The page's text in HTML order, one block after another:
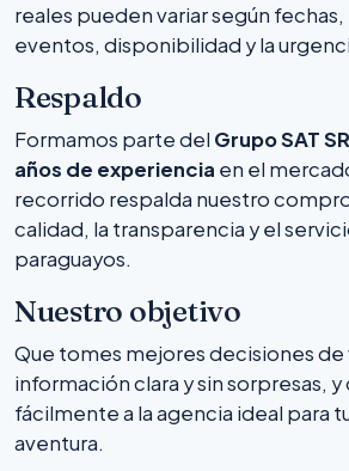
reales pueden variar según
eventos, disponibilidad y la
Respaldo
Formamos parte del Grupo SAT
años de experiencia en el
recorrido respalda nuestro
calidad, la transparencia y el
paraguayos.
Nuestro objetivo
Que tomes mejores decisiones de
información clara y sin sorpresas,
fácilmente a la agencia ideal para
aventura.